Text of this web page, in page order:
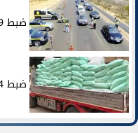
ضبط 119 ألف مخالفة مرور بينها 39 حالة...
ضبط 24 طن دقيق مدعم قبل بيعها بالسوق...